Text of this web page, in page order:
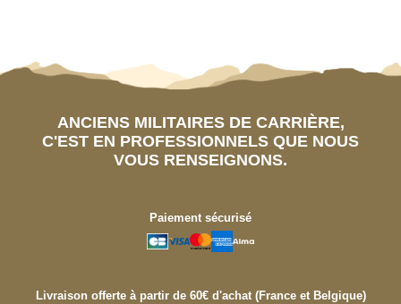
ANCIENS MILITAIRES DE CARRIÈRE,
C'EST EN PROFESSIONNELS QUE NOUS
VOUS RENSEIGNONS.
Paiement sécurisé
Livraison offerte à partir de 60€ d'achat (France et Belgique)